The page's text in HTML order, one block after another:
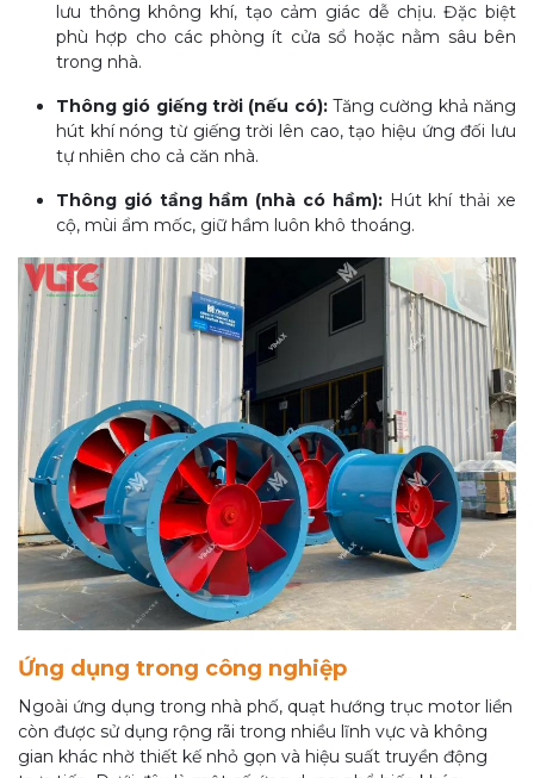
lưu thông không khí, tạo cảm giác dễ chịu. Đặc biệt
phù hợp cho các phòng ít cửa sổ hoặc nằm sâu bên
trong nhà.
Thông gió giếng trời (nếu có):Tăng cường khả năng
hút khí nóng từ giếng trời lên cao, tạo hiệu ứng đối lưu
tự nhiên cho cả căn nhà.
Thông gió tầng hầm (nhà có hầm):Hút khí thải xe
cộ, mùi ẩm mốc, giữ hầm luôn khô thoáng.
Ứng dụng trong công nghiệp
Ngoài ứng dụng trong nhà phố, quạt hướng trục motor liền
còn được sử dụng rộng rãi trong nhiều lĩnh vực và không
gian khác nhờ thiết kế nhỏ gọn và hiệu suất truyền động